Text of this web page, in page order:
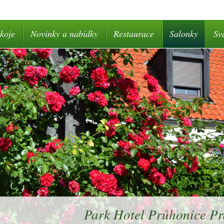
Novinky a nabidky Restaurace Salonky
Park Hotel Průhonice